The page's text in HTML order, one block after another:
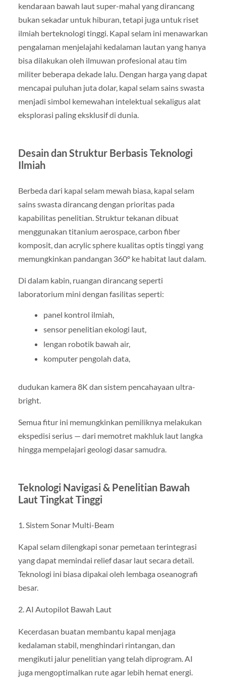
kendaraan bawah laut super-mahal yang dirancang
bukan sekadar untuk hiburan, tetapi juga untuk riset
ilmiah berteknologi tinggi. Kapal selam ini menawarkan
pengalaman menjelajahi kedalaman lautan yang hanya
bisa dilakukan oleh ilmuwan profesional atau tim
militer beberapa dekade lalu. Dengan harga yang dapat
mencapai puluhan juta dolar, kapal selam sains swasta
menjadi simbol kemewahan intelektual sekaligus alat
eksplorasi paling eksklusif di dunia.
Desain dan Struktur Berbasis Teknologi
Ilmiah
Berbeda dari kapal selam mewah biasa, kapal selam
sains swasta dirancang dengan prioritas pada
kapabilitas penelitian. Struktur tekanan dibuat
menggunakan titanium aerospace, carbon fiber
komposit, dan acrylic sphere kualitas optis tinggi yang
memungkinkan pandangan 360° ke habitat laut dalam.
Di dalam kabin, ruangan dirancang seperti
laboratorium mini dengan fasilitas seperti:
panel kontrol ilmiah,
sensor penelitian ekologi laut,
lengan robotik bawah air,
komputer pengolah data,
dudukan kamera 8K dan sistem pencahayaan ultra-
bright.
Semua fitur ini memungkinkan pemiliknya melakukan
ekspedisi serius — dari memotret makhluk laut langka
hingga mempelajari geologi dasar samudra.
Teknologi Navigasi & Penelitian Bawah
Laut Tingkat Tinggi
1. Sistem Sonar Multi-Beam
Kapal selam dilengkapi sonar pemetaan terintegrasi
yang dapat memindai relief dasar laut secara detail.
Teknologi ini biasa dipakai oleh lembaga oseanografi
besar.
2. AI Autopilot Bawah Laut
Kecerdasan buatan membantu kapal menjaga
kedalaman stabil, menghindari rintangan, dan
mengikuti jalur penelitian yang telah diprogram. AI
juga mengoptimalkan rute agar lebih hemat energi.